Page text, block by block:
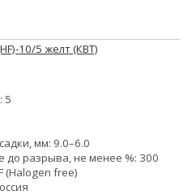
10/5 желт (КВТ)
5
мм: 9.0–6.0
до разрыва, не менее %: 300
(Halogen free)